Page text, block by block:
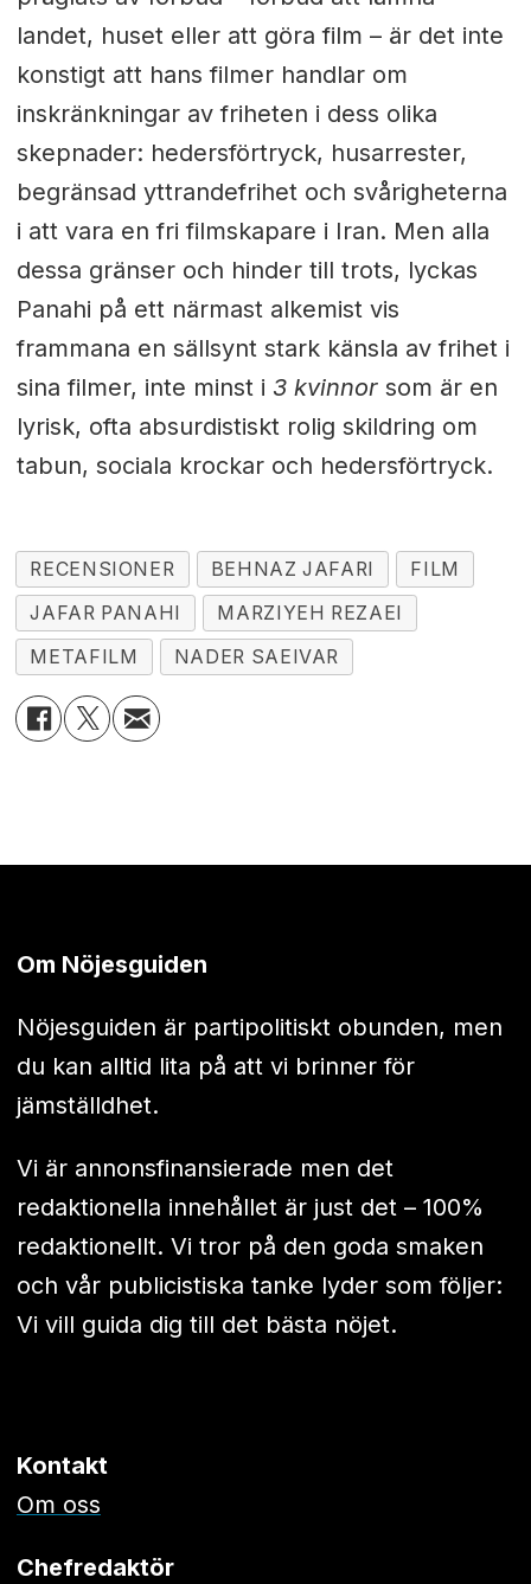
landet, huset eller att göra film – är det inte
konstigt att hans filmer handlar om
inskränkningar av friheten i dess olika
skepnader: hedersförtryck, husarrester,
begränsad yttrandefrihet och svårigheterna
i att vara en fri filmskapare i Iran. Men alla
dessa gränser och hinder till trots, lyckas
Panahi på ett närmast alkemist vis
frammana en sällsynt stark känsla av frihet i
sina filmer, inte minst i 3 kvinnorsom är en
lyrisk, ofta absurdistiskt rolig skildring om
tabun, sociala krockar och hedersförtryck.
RECENSIONER BEHNAZ JAFARI
FILM
JAFAR PANAHI
MARZIYEH REZAEI
METAFILM
NADER SAEIVAR
Om Nöjesguiden
Nöjesguiden är partipolitiskt obunden, men
du kan alltid lita på att vi brinner för
jämställdhet.
Vi är annonsfinansierade men det
redaktionella innehållet är just det – 100%
redaktionellt. Vi tror på den goda smaken
och vår publicistiska tanke lyder som följer:
Vi vill guida dig till det bästa nöjet.
Kontakt
Om oss
Chefredaktör